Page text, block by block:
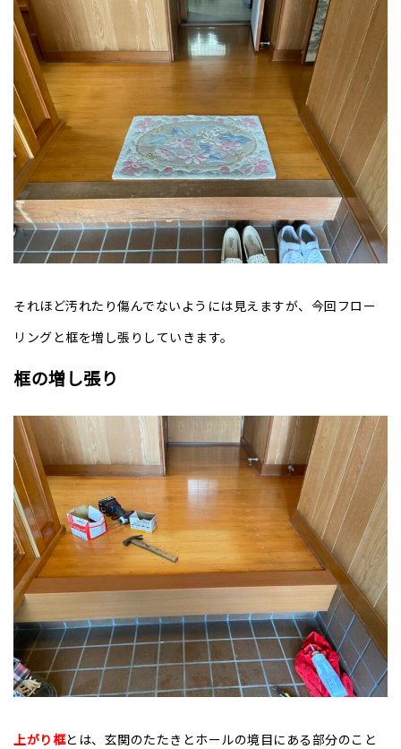
それほど汚れたり傷んでないようには見えますが、今回フロー
リングと框を増し張りしていきます。
框の増し張り
上がり框とは、玄関のたたきとホールの境目にある部分のこと